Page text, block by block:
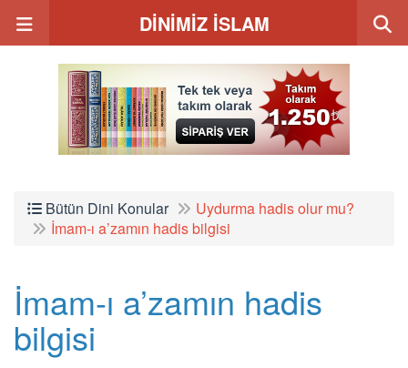
DİNİMİZ İSLAM
Bütün Dini Konular
Uydurma hadis olur mu?
İmam-ı a’zamın hadis bilgisi
İmam-ı a’zamın hadis
bilgisi